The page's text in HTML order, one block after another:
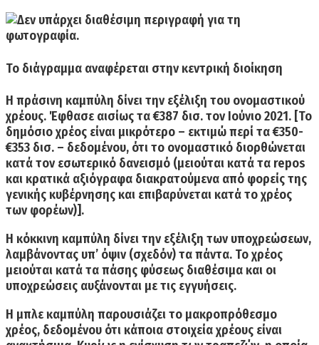
Το διάγραμμα αναφέρεται στην κεντρική διοίκηση
Η πράσινη καμπύλη δίνει την εξέλιξη του ονομαστικού
χρέους. Έφθασε αισίως τα €387 δισ. τον Ιούνιο 2021. [Το
δημόσιο χρέος είναι μικρότερο – εκτιμώ περί τα €350-
€353 δισ. – δεδομένου, ότι το ονομαστικό διορθώνεται
κατά τον εσωτερικό δανεισμό (μειούται κατά τα repos
και κρατικά αξιόγραφα διακρατούμενα από φορείς της
γενικής κυβέρνησης και επιβαρύνεται κατά το χρέος
των φορέων)].
Η κόκκινη καμπύλη δίνει την εξέλιξη των υποχρεώσεων,
λαμβάνοντας υπ’ όψιν (σχεδόν) τα πάντα. Το χρέος
μειούται κατά τα πάσης φύσεως διαθέσιμα και οι
υποχρεώσεις αυξάνονται με τις εγγυήσεις.
Η μπλε καμπύλη παρουσιάζει το μακροπρόθεσμο
χρέος, δεδομένου ότι κάποια στοιχεία χρέους είναι